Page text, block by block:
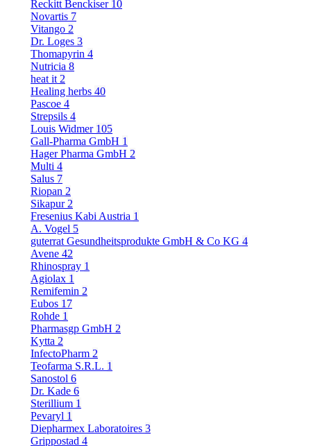
Reckitt Benckiser 10
Novartis 7
Vitango 2
Dr. Loges 3
Thomapyrin 4
Nutricia 8
heat it 2
Healing herbs 40
Pascoe 4
Strepsils 4
Louis Widmer 105
Gall-Pharma GmbH 1
Hager Pharma GmbH 2
Multi 4
Salus 7
Riopan 2
Sikapur 2
Fresenius Kabi Austria 1
A. Vogel 5
guterrat Gesundheitsprodukte GmbH & Co KG 4
Avene 42
Rhinospray 1
Agiolax 1
Remifemin 2
Eubos 17
Rohde 1
Pharmasgp GmbH 2
Kytta 2
InfectoPharm 2
Teofarma S.R.L. 1
Sanostol 6
Dr. Kade 6
Sterillium 1
Pevaryl 1
Diepharmex Laboratoires 3
Grippostad 4